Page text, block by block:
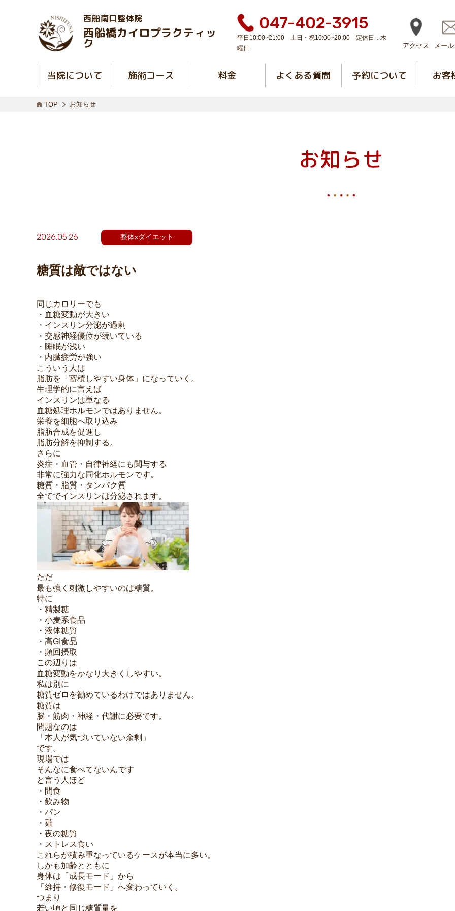
西船南口整体院
西船橋カイロプラクティッ
ク
047-402-3915
平日10:00~21:00 土日・祝10:00~20:00 定休日：木
曜日
アクセス メー
当院について 施術コース 料金 よくある質問 予約について お客
TOP お知らせ
お知らせ
2026.05.26 整体xダイエット
糖質は敵ではない
同じカロリーでも
・血糖変動が大きい
・インスリン分泌が過剰
・交感神経優位が続いている
・睡眠が浅い
・内臓疲労が強い
こういう人は
脂肪を「蓄積しやすい身体」になっていく。
生理学的に言えば
インスリンは単なる
血糖処理ホルモンではありません。
栄養を細胞へ取り込み
脂肪合成を促進し
脂肪分解を抑制する。
さらに
炎症・血管・自律神経にも関与する
非常に強力な同化ホルモンです。
糖質・脂質・タンパク質
全てでインスリンは分泌されます。
ただ
最も強く刺激しやすいのは糖質。
特に
・精製糖
・小麦系食品
・液体糖質
・高GI食品
・頻回摂取
この辺りは
血糖変動をかなり大きくしやすい。
私は別に
糖質ゼロを勧めているわけではありません。
糖質は
脳・筋肉・神経・代謝に必要です。
問題なのは
「本人が気づいていない余剰」
です。
現場では
そんなに食べてないんです
と言う人ほど
・間食
・飲み物
・パン
・麺
・夜の糖質
・ストレス食い
これらが積み重なっているケースが本当に多い。
しかも加齢とともに
身体は「成長モード」から
「維持・修復モード」へ変わっていく。
つまり
若い頃と同じ糖質量を